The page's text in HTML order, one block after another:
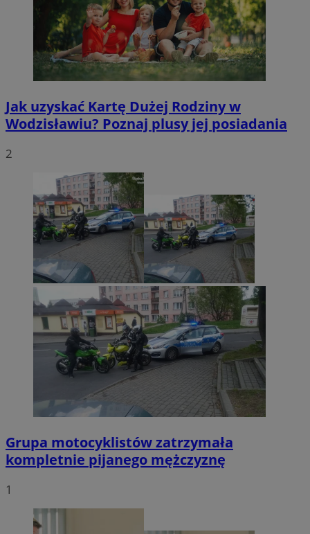
Jak uzyskać Kartę Dużej Rodziny w
Wodzisławiu? Poznaj plusy jej posiadania
2
Grupa motocyklistów zatrzymała
kompletnie pijanego mężczyznę
1